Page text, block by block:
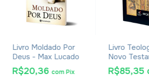
Livro Moldado Por
Deus - Max Lucado
R$20,36 com Pix
Livro
Novo
Rudolf
R$85,35